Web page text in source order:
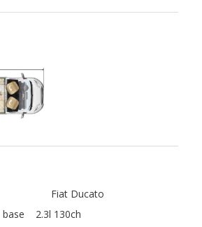
Ducato
base 2.3l 130ch